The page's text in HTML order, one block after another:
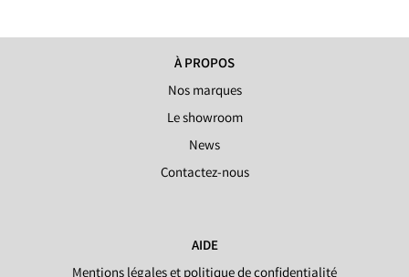
À PROPOS
Nos marques
Le showroom
News
Contactez-nous
AIDE